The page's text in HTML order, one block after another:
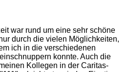
war rund um eine sehr schöne
durch die vielen Möglichkeiten,
ich in die verschiedenen
konnte. Auch die
Kollegen in der Caritas-